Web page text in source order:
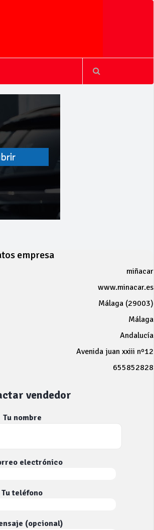
empresa
miñacar
www.minacar.es
Málaga (29003)
Málaga
Andalucía
Avenida juan xxiii nº12
655852828
vendedor
Tu nombre
electrónico
Tu teléfono
(opcional)